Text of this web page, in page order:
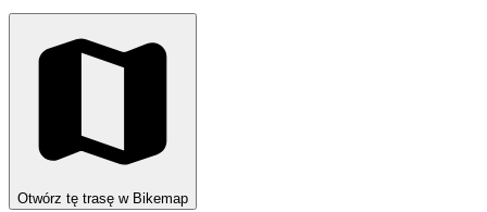
Otwórz tę trasę w Bikemap